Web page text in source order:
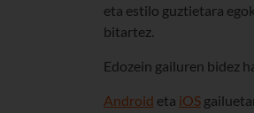
eta estilo guztietara
bitartez.
Edozein gailuren bidez
Android eta iOS